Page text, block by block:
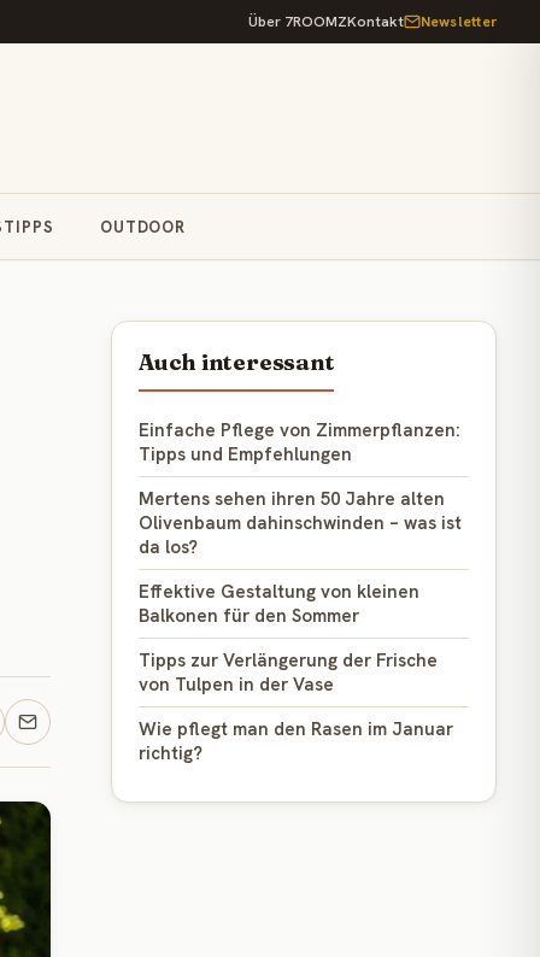
Über 7ROOMZKontakt Newsletter
OUTDOOR
Auch interessant
Einfache Pflege von Zimmerpflanzen:
Tipps und Empfehlungen
Mertens sehen ihren 50 Jahre alten
Olivenbaum dahinschwinden – was ist
da los?
Effektive Gestaltung von kleinen
Balkonen für den Sommer
Tipps zur Verlängerung der Frische
von Tulpen in der Vase
Wie pflegt man den Rasen im Januar
richtig?